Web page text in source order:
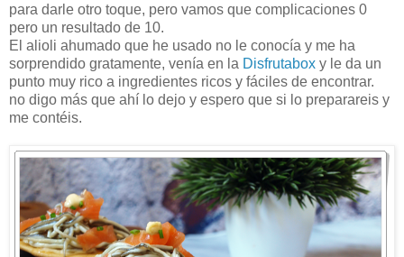
para darle otro toque, pero vamos que complicaciones 0
pero un resultado de 10.
El alioli ahumado que he usado no le conocía y me ha
sorprendido gratamente, venía en la Disfrutabox y le da un
punto muy rico a ingredientes ricos y fáciles de encontrar.
no digo más que ahí lo dejo y espero que si lo preparareis y
me contéis.